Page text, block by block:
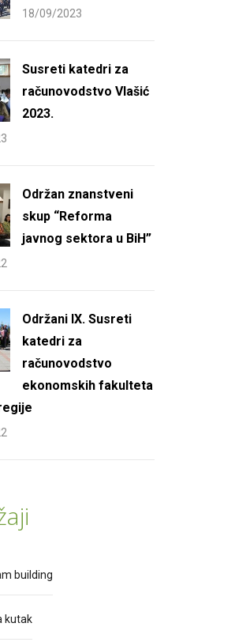
18/09/2023
Susreti katedri za
računovodstvo Vlašić
2023.
Održan znanstveni
skup “Reforma
javnog sektora u BiH”
Održani IX. Susreti
katedri za
računovodstvo
ekonomskih fakulteta
building
kutak